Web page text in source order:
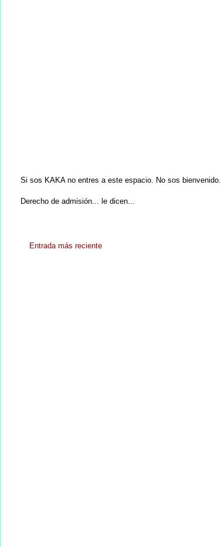
Si sos KAKA no entres a este espacio. No sos bienvenido.
Derecho de admisión... le dicen...
Entrada más reciente